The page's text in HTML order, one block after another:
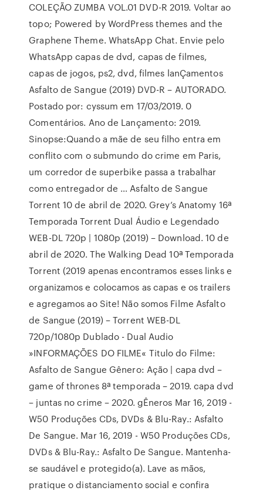
COLEÇÃO ZUMBA VOL.01 DVD-R 2019. Voltar ao
topo; Powered by WordPress themes and the
Graphene Theme. WhatsApp Chat. Envie pelo
WhatsApp capas de dvd, capas de filmes,
capas de jogos, ps2, dvd, filmes lanÇamentos
Asfalto de Sangue (2019) DVD-R – AUTORADO.
Postado por: cyssum em 17/03/2019. 0
Comentários. Ano de Lançamento: 2019.
Sinopse:Quando a mãe de seu filho entra em
conflito com o submundo do crime em Paris,
um corredor de superbike passa a trabalhar
como entregador de … Asfalto de Sangue
Torrent 10 de abril de 2020. Grey’s Anatomy 16ª
Temporada Torrent Dual Áudio e Legendado
WEB-DL 720p | 1080p (2019) – Download. 10 de
abril de 2020. The Walking Dead 10ª Temporada
Torrent (2019 apenas encontramos esses links e
organizamos e colocamos as capas e os trailers
e agregamos ao Site! Não somos Filme Asfalto
de Sangue (2019) – Torrent WEB-DL
720p/1080p Dublado - Dual Audio
»INFORMAÇÕES DO FILME« Titulo do Filme:
Asfalto de Sangue Gênero: Ação | capa dvd –
game of thrones 8ª temporada – 2019. capa dvd
– juntas no crime – 2020. gÊneros Mar 16, 2019 -
W50 Produções CDs, DVDs & Blu-Ray.: Asfalto
De Sangue. Mar 16, 2019 - W50 Produções CDs,
DVDs & Blu-Ray.: Asfalto De Sangue. Mantenha-
se saudável e protegido(a). Lave as mãos,
pratique o distanciamento social e confira